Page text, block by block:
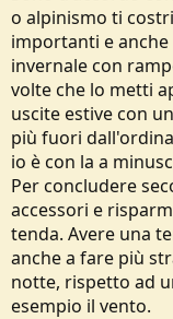
o alpinismo ti
importanti e
invernale con
volte che lo metti
uscite estive con
più fuori
io è con la a
Per concludere
accessori e
tenda. Avere una
anche a fare più
notte, rispetto ad
esempio il vento.